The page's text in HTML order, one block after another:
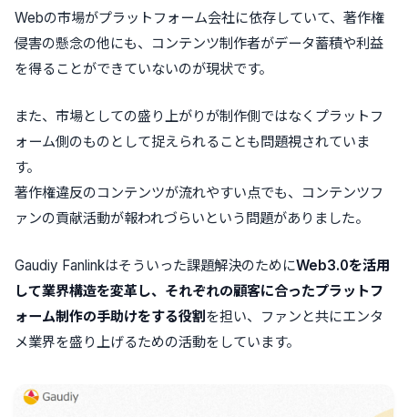
Webの市場がプラットフォーム会社に依存していて、著作権
侵害の懸念の他にも、コンテンツ制作者がデータ蓄積や利益
を得ることができていないのが現状です。
また、市場としての盛り上がりが制作側ではなくプラットフ
ォーム側のものとして捉えられることも問題視されていま
す。
著作権違反のコンテンツが流れやすい点でも、コンテンツフ
ァンの貢献活動が報われづらいという問題がありました。
Gaudiy Fanlinkはそういった課題解決のためにWeb3.0を活用
して業界構造を変革し、それぞれの顧客に合ったプラットフ
ォーム制作の手助けをする役割を担い、ファンと共にエンタ
メ業界を盛り上げるための活動をしています。